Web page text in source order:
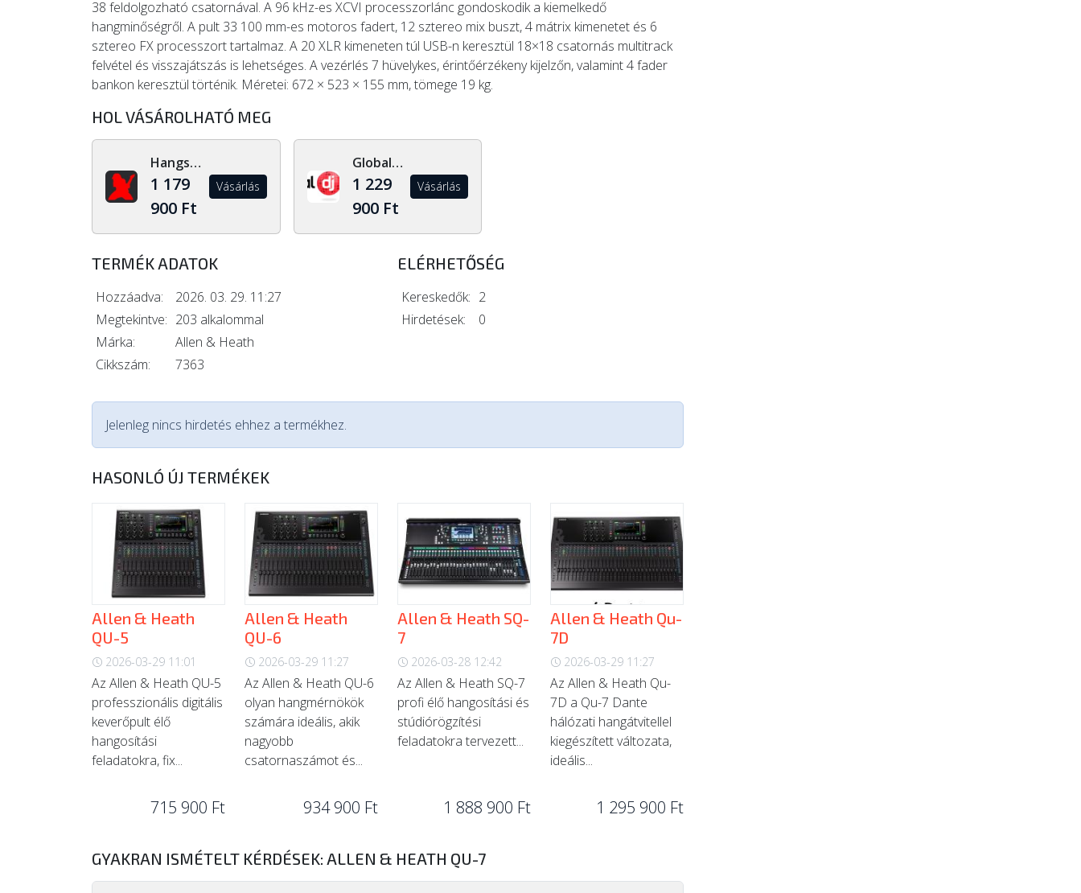
38 feldolgozható csatornával. A 96 kHz-es XCVI processzorlánc gondoskodik a kiemelkedő
hangminőségről. A pult 33 100 mm-es motoros fadert, 12 sztereo mix buszt, 4 mátrix kimenetet és 6
sztereo FX processzort tartalmaz. A 20 XLR kimeneten túl USB-n keresztül 18×18 csatornás multitrack
felvétel és visszajátszás is lehetséges. A vezérlés 7 hüvelykes, érintőérzékeny kijelzőn, valamint 4 fader
bankon keresztül történik. Méretei: 672 × 523 × 155 mm, tömege 19 kg.
HOL VÁSÁROLHATÓ MEG
Hangszerdiszkont.hu
1 179
900 Ft
Vásárlás
Global Dj Shop
1 229
900 Ft
Vásárlás
TERMÉK ADATOK
Hozzáadva:
2026. 03. 29. 11:27
Megtekintve: 203 alkalommal
Márka:
Allen & Heath
Cikkszám:
7363
ELÉRHETŐSÉG
Kereskedők: 2
Hirdetések:
0
Jelenleg nincs hirdetés ehhez a termékhez.
HASONLÓ ÚJ TERMÉKEK
Allen & Heath
QU-5
2026-03-29 11:01
Az Allen & Heath QU-5
professzionális digitális
keverőpult élő
hangosítási
feladatokra, fix...
715 900 Ft
Allen & Heath
QU-6
2026-03-29 11:27
Az Allen & Heath QU-6
olyan hangmérnökök
számára ideális, akik
nagyobb
csatornaszámot és...
934 900 Ft
Allen & Heath SQ-
7
2026-03-28 12:42
Az Allen & Heath SQ-7
profi élő hangosítási és
stúdiórögzítési
feladatokra tervezett...
1 888 900 Ft
Allen & Heath Qu-
7D
2026-03-29 11:27
Az Allen & Heath Qu-
7D a Qu-7 Dante
hálózati hangátvitellel
kiegészített változata,
ideális...
1 295 900 Ft
GYAKRAN ISMÉTELT KÉRDÉSEK: ALLEN & HEATH QU-7